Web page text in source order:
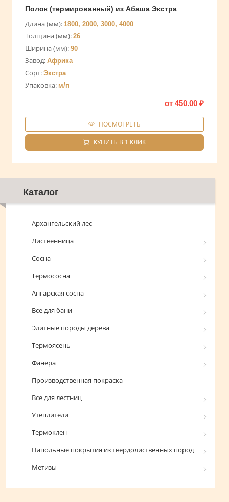
Полок (термированный) из Абаша Экстра
Длина (мм): 1800, 2000, 3000, 4000
Толщина (мм): 26
Ширина (мм): 90
Завод: Африка
Сорт: Экстра
Упаковка: м/п
от 450.00 ₽
ПОСМОТРЕТЬ
КУПИТЬ В 1 КЛИК
Каталог
Архангельский лес
Лиственница
Сосна
Термососна
Ангарская сосна
Все для бани
Элитные породы дерева
Термоясень
Фанера
Производственная покраска
Все для лестниц
Утеплители
Термоклен
Напольные покрытия из твердолиственных пород
Метизы